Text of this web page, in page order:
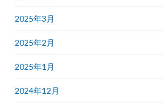
2025年3月
2025年2月
2025年1月
2024年12月